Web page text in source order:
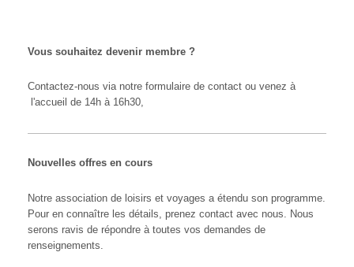
Vous souhaitez devenir membre ?
Contactez-nous via notre formulaire de contact ou venez à
l'accueil de 14h à 16h30,
Nouvelles offres en cours
Notre association de loisirs et voyages a étendu son programme.
Pour en connaître les détails, prenez contact avec nous. Nous
serons ravis de répondre à toutes vos demandes de
renseignements.